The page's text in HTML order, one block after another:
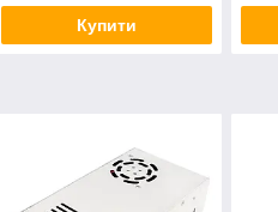
Купити